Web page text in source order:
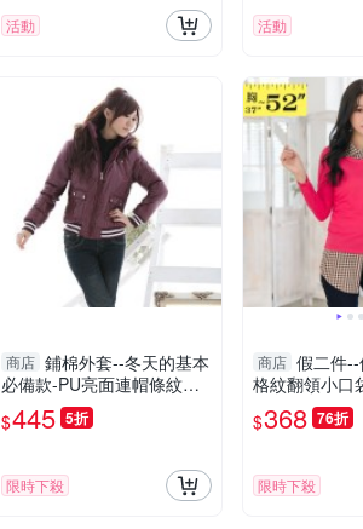
活動 活動
商店 鋪棉外套--冬天的基本
必備款-PU亮面連帽條紋縮
口鋪棉外套(黑.紫M-2L)-J46
眼圈熊中大尺碼
$445 5折
限時下殺
商店 假二件
格紋翻領小口
長袖上衣(紅.
眼圈熊中大尺碼
$368 76折
限時下殺